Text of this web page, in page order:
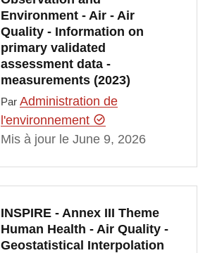
Environment - Air - Air
Quality - Information on
primary validated
assessment data -
measurements (2023)
Par Administration de
l'environnement
Mis à jour le June 9, 2026
INSPIRE - Annex III Theme
Human Health - Air Quality -
Geostatistical Interpolation